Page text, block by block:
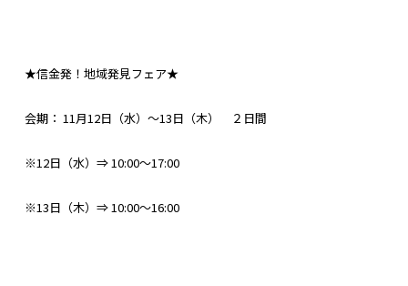
★信金発！地域発見フェア★
会期： 11月12日（水）～13日（木） ２日間
※12日（水）⇒ 10:00～17:00
※13日（木）⇒ 10:00～16:00